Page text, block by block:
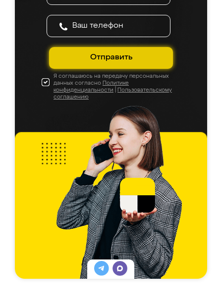
Отправить
Я соглашаюсь на передачу персональных
данных согласно Политике
конфиденциальности
Пользовательскому
соглашению